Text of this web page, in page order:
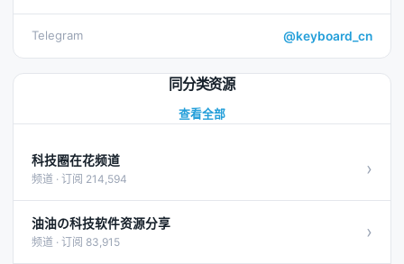
Telegram @keyboard_cn
同分类资源
查看全部
科技圈在花频道
频道 · 订阅 214,594 ›
油油の科技软件资源分享
频道 · 订阅 83,915 ›